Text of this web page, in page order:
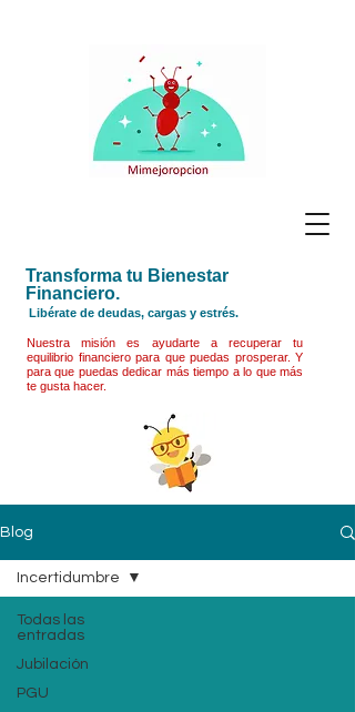
Transforma tu Bienestar
Financiero.
Libérate de deudas, cargas y estrés.
Nuestra misión es ayudarte a recuperar tu
equilibrio financiero para que puedas prosperar. Y
para que puedas dedicar más tiempo a lo que más
te gusta hacer.
Blog
Todas las
entradas
Jubilación
PGU
Incertidumbre